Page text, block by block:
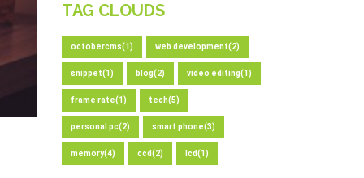
TAG CLOUDS
octobercms(1) web development(2)
snippet(1) blog(2) video editing(1)
frame rate(1) tech(5)
personal pc(2) smart phone(3)
memory(4) ccd(2) lcd(1)